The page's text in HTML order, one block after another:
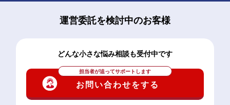
運営委託を検討中のお客様
どんな小さな悩み相談も受付中です
担当者が追ってサポートします
お問い合わせをする